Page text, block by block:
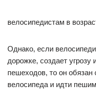
велосипедистам в
Однако, если
дорожке, создает
пешеходов, то он обязан
велосипеда и идти